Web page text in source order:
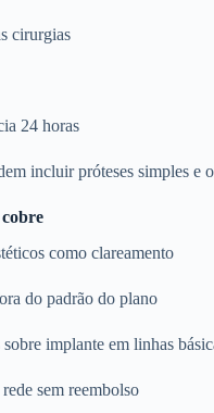
cirurgias
24 horas
incluir próteses simples
como clareamento
do padrão do plano
implante em linhas
sem reembolso